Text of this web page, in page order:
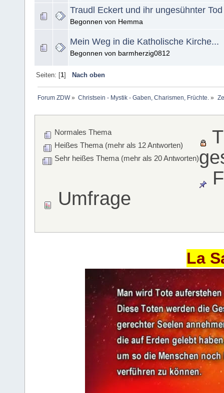
Traudl Eckert und ihr ungesühnter Tod
Begonnen von Hemma
Mein Weg in die Katholische Kirche...
Begonnen von barmherzig0812
Seiten: [1] Nach oben
Forum ZDW» Christsein - Mystik - Gaben, Charismen, Früchte. »
Normales Thema
Heißes Thema (mehr als 12 Antworten)
Sehr heißes Thema (mehr als 20 Antworten)
Umfrage
La